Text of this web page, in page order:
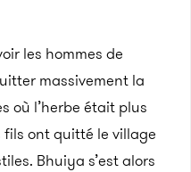
les hommes de
massivement la
où l’herbe était plus
ont quitté le village
Bhuiya s’est alors